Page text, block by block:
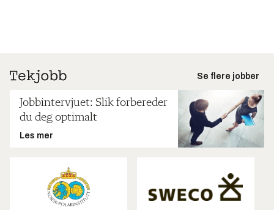
Se flere jobber
Jobbintervjuet: Slik forbereder
du deg optimalt
Les mer